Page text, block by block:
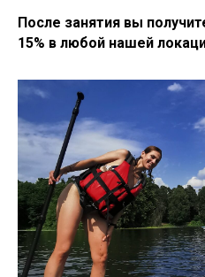
После занятия вы
15% в любой нашей